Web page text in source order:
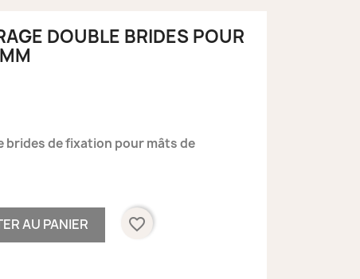
DOUBLE BRIDES POUR
brides de fixation pour mâts de
AU PANIER favorite_border